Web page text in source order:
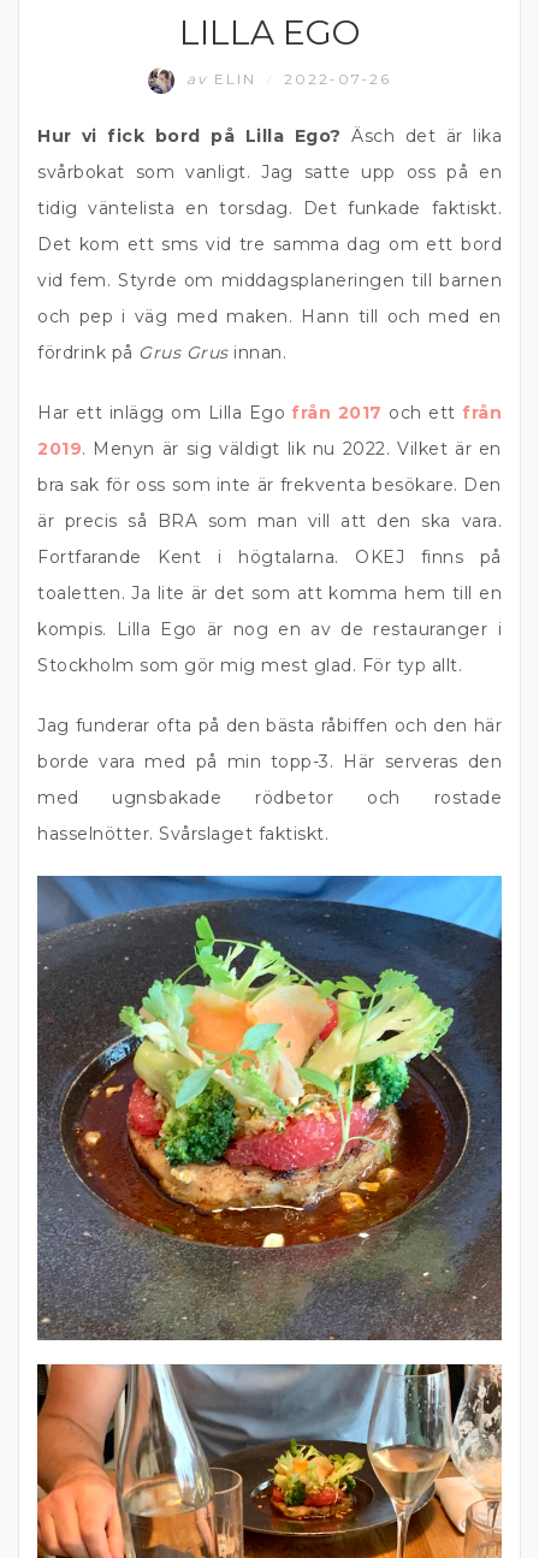
LILLA EGO
av ELIN 2022-07-26
Hur vi fick bord på Lilla Ego? Äsch det är lika
svårbokat som vanligt. Jag satte upp oss på en
tidig väntelista en torsdag. Det funkade faktiskt.
Det kom ett sms vid tre samma dag om ett bord
vid fem. Styrde om middagsplaneringen till barnen
och pep i väg med maken. Hann till och med en
fördrink på Grus Grusinnan.
Har ett inlägg om Lilla Ego från 2017 och ett från
2019. Menyn är sig väldigt lik nu 2022. Vilket är en
bra sak för oss som inte är frekventa besökare. Den
är precis så BRA som man vill att den ska vara.
Fortfarande Kent i högtalarna. OKEJ finns på
toaletten. Ja lite är det som att komma hem till en
kompis. Lilla Ego är nog en av de restauranger i
Stockholm som gör mig mest glad. För typ allt.
Jag funderar ofta på den bästa råbiffen och den här
borde vara med på min topp-3. Här serveras den
med ugnsbakade rödbetor och rostade
hasselnötter. Svårslaget faktiskt.